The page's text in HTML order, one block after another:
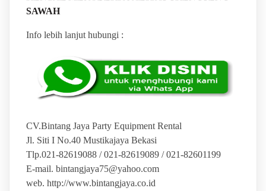
SAWAH
Info lebih lanjut hubungi :
CV.Bintang Jaya Party Equipment Rental
Jl. Siti I No.40 Mustikajaya Bekasi
Tlp.021-82619088 / 021-82619089 / 021-82601199
E-mail. bintangjaya75@yahoo.com
web. http://www.bintangjaya.co.id